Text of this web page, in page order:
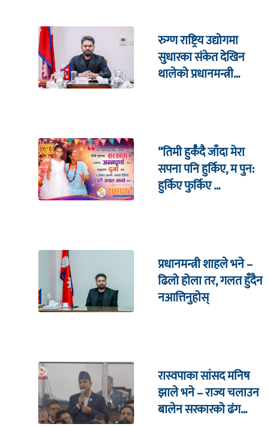
रुग्ण राष्ट्रिय उद्योगमा
सुधारका संकेत देखिन
थालेको प्रधानमन्त्री
“तिमी हुर्कँदै जाँदा मेरा
सपना पनि हुर्किए, म पुन:
हुर्किए फुर्किए …
प्रधानमन्त्री शाहले भने –
ढिलो होला तर, गलत हुँदैन
नआत्तिनुहोस्
रास्वपाका सांसद मनिष
झाले भने – राज्य चलाउन
बालेन सरकारको ढंग